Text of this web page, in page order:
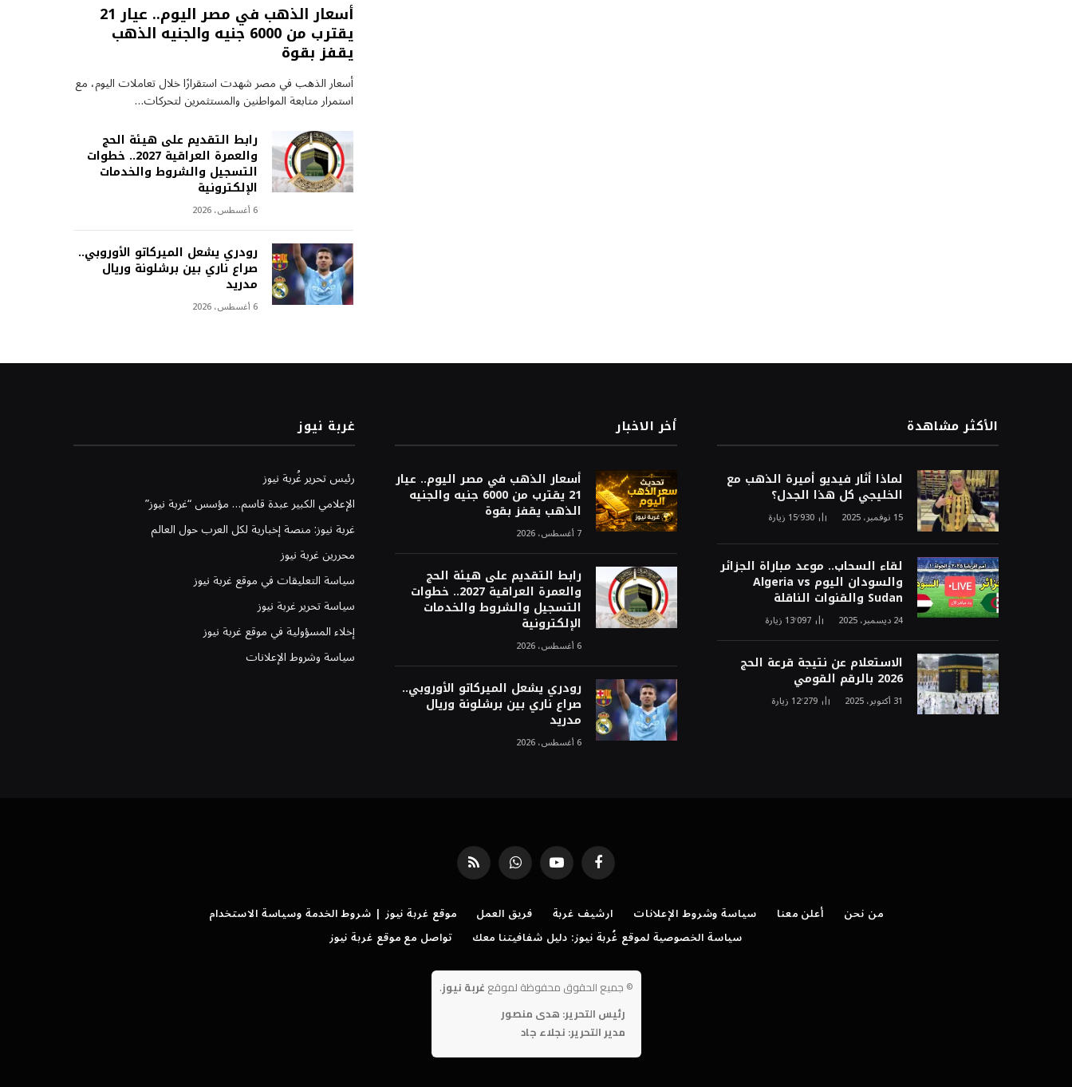
أسعار الذهب في مصر اليوم.. عيار 21
يقترب من 6000 جنيه والجنيه الذهب
يقفز بقوة
أسعار الذهب في مصر شهدت استقرارًا خلال تعاملات اليوم، مع
استمرار متابعة المواطنين والمستثمرين لتحركات…
رابط التقديم على هيئة الحج
والعمرة العراقية 2027.. خطوات
التسجيل والشروط والخدمات
الإلكترونية
6 أغسطس، 2026
رودري يشعل الميركاتو الأوروبي..
صراع ناري بين برشلونة وريال
مدريد
6 أغسطس، 2026
الأكثر مشاهدة
لماذا أثار فيديو أميرة الذهب مع
الخليجي كل هذا الجدل؟
15 نوفمبر، 2025 15٬930 زيارة
لقاء السحاب.. موعد مباراة الجزائر
والسودان اليوم Algeria vs
Sudan والقنوات الناقلة
24 ديسمبر، 2025 13٬097 زيارة
الاستعلام عن نتيجة قرعة الحج
2026 بالرقم القومي
31 أكتوبر، 2025 12٬279 زيارة
أخر الاخبار
أسعار الذهب في مصر اليوم.. عيار
21 يقترب من 6000 جنيه والجنيه
الذهب يقفز بقوة
7 أغسطس، 2026
رابط التقديم على هيئة الحج
والعمرة العراقية 2027.. خطوات
التسجيل والشروط والخدمات
الإلكترونية
6 أغسطس، 2026
رودري يشعل الميركاتو الأوروبي..
صراع ناري بين برشلونة وريال
مدريد
6 أغسطس، 2026
غربة نيوز
رئيس تحرير غُربة نيوز
الإعلامي الكبير عبدة قاسم… مؤسس “غربة نيوز”
غربة نيوز: منصة إخبارية لكل العرب حول العالم
محررين غربة نيوز
سياسة التعليقات في موقع غربة نيوز
سياسة تحرير غربة نيوز
إخلاء المسؤولية في موقع غربة نيوز
سياسة وشروط الإعلانات
فيسبوك يوتيوب واتساب RSS
من نحن أعلن معنا سياسة وشروط الإعلانات ارشيف غربة فريق العمل
موقع غربة نيوز | شروط الخدمة وسياسة الاستخدام
سياسة الخصوصية لموقع غُربة نيوز: دليل شفافيتنا معك
تواصل مع موقع غربة نيوز
© جميع الحقوق محفوظة لموقع غربة نيوز.
رئيس التحرير: هدى منصور
مدير التحرير: نجلاء جاد